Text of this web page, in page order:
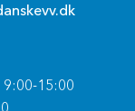
9:00-15:00